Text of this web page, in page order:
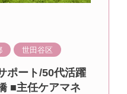
世田谷区
ポート/50代活躍
■主任ケアマネ